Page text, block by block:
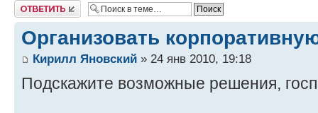
Ответить
Организовать
Кирилл Яновский » 24 янв 2010, 19:18
Подскажите возможные решения,